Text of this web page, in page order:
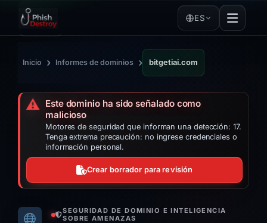
ES
Inicio › Informes de dominios › bitgetiai.com
⚠️ Este dominio ha sido señalado como
malicioso
Motores de seguridad que informan una detección: 17.
Tenga extrema precaución: no ingrese credenciales o
información personal.
Crear borrador para revisión
SEGURIDAD DE DOMINIO E INTELIGENCIA
SOBRE AMENAZAS